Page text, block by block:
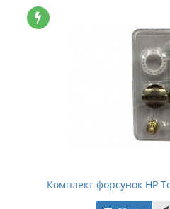
Комплект форсунок HP